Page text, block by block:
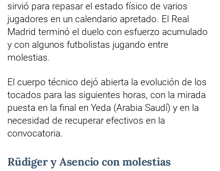
sirvió para repasar el estado físico de varios
jugadores en un calendario apretado. El Real
Madrid terminó el duelo con esfuerzo acumulado
y con algunos futbolistas jugando entre
molestias.
El cuerpo técnico dejó abierta la evolución de los
tocados para las siguientes horas, con la mirada
puesta en la final en Yeda (Arabia Saudí) y en la
necesidad de recuperar efectivos en la
convocatoria.
Rüdiger y Asencio con molestias